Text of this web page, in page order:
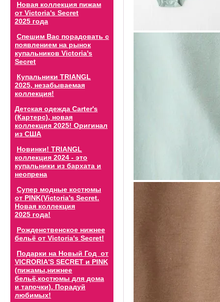
Новая коллекция пижам
от Victoria's Secret
2025 года
Спешим Вас порадовать с
появлением на рынок
купальников Victoria's
Secret
Купальники TRIANGL
2025, незабываемая
коллекция!
Детская одежда Carter's
(Картерс), новая
коллекция 2025! Оригинал
из США
Новинки! TRIANGL
коллекция 2024 - это
купальники из бархата и
неопрена
Супер модные костюмы
от PINK(Victoria's Secret.
Новая коллекция
2025 года!
Рожденственское нижнее
бельё от Victoria's Secret!
Подарки на Новый Год от
VICRORIA'S SECRET и PINK
(пижамы,нижнее
бельё,костюмы для дома
и тапочки). Порадуй
любимых!